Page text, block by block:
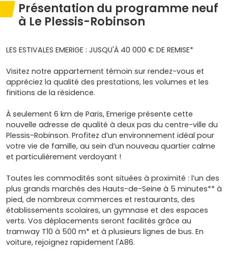
Présentation du programme neuf
à Le Plessis-Robinson
LES ESTIVALES EMERIGE : JUSQU'À 40 000 € DE REMISE*
Visitez notre appartement témoin sur rendez-vous et
appréciez la qualité des prestations, les volumes et les
finitions de la résidence.
À seulement 6 km de Paris, Emerige présente cette
nouvelle adresse de qualité à deux pas du centre-ville du
Plessis-Robinson. Profitez d’un environnement idéal pour
votre vie de famille, au sein d’un nouveau quartier calme
et particulièrement verdoyant !
Toutes les commodités sont situées à proximité : l’un des
plus grands marchés des Hauts-de-Seine à 5 minutes** à
pied, de nombreux commerces et restaurants, des
établissements scolaires, un gymnase et des espaces
verts. Vos déplacements seront facilités grâce au
tramway T10 à 500 m* et à plusieurs lignes de bus. En
voiture, rejoignez rapidement l'A86.